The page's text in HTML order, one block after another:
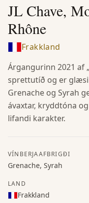
JL Chave,
Rhône
Frakkland
Árgangurinn 2021 af
sprettutíð og er
Grenache og Syrah
ávaxtar, kryddtóna
lifandi karakter.
VÍNBERJAAFBRIGÐI
Grenache, Syrah
LAND
Frakkland